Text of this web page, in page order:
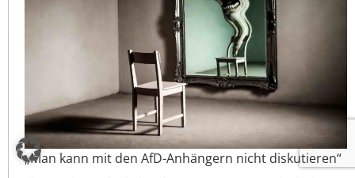
„Man kann mit den AfD-Anhängern nicht diskutieren“